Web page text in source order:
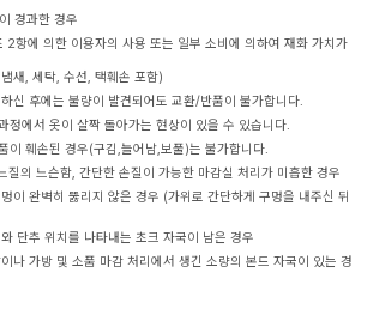
경과한 경우
2항에 의한 이용자의 사용 또는 일부 소비에 의하여 재화 가치가
새, 세탁, 수선, 택훼손 포함)
신 후에는 불량이 발견되어도 교환/반품이 불가합니다.
정에서 옷이 살짝 돌아가는 현상이 있을 수 있습니다.
이 훼손된 경우(구김,늘어남,보풀)는 불가합니다.
질의 느슨함, 간단한 손질이 가능한 마감실 처리가 미흡한 경우
이 완벽히 뚫리지 않은 경우 (가위로 간단하게 구멍을 내주신 뒤
단추 위치를 나타내는 초크 자국이 남은 경우
나 가방 및 소품 마감 처리에서 생긴 소량의 본드 자국이 있는 경